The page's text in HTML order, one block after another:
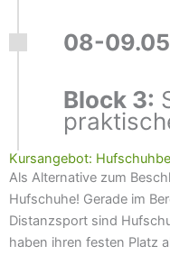
Block 3:
08-
Kursangebot:
Als Alternative zum
Hufschuhe! Gerade im
Distanzsport sind
haben ihren festen Platz